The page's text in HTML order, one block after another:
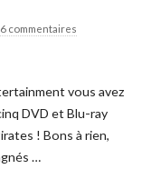
commentaires
vous avez
DVD et Blu-ray
! Bons à rien,
…